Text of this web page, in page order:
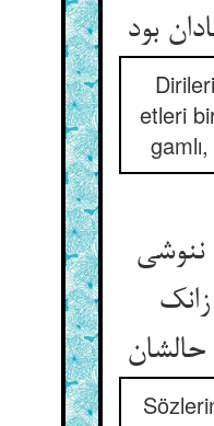
بود
etleri
ننوشی
حالشان